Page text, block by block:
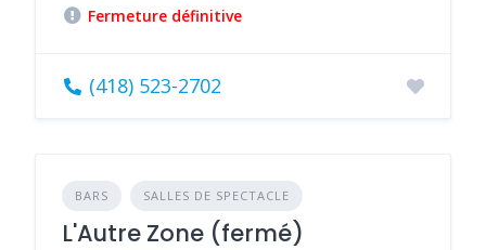
Fermeture définitive
(418) 523-2702
BARS SALLES DE SPECTACLE
L'Autre Zone (fermé)